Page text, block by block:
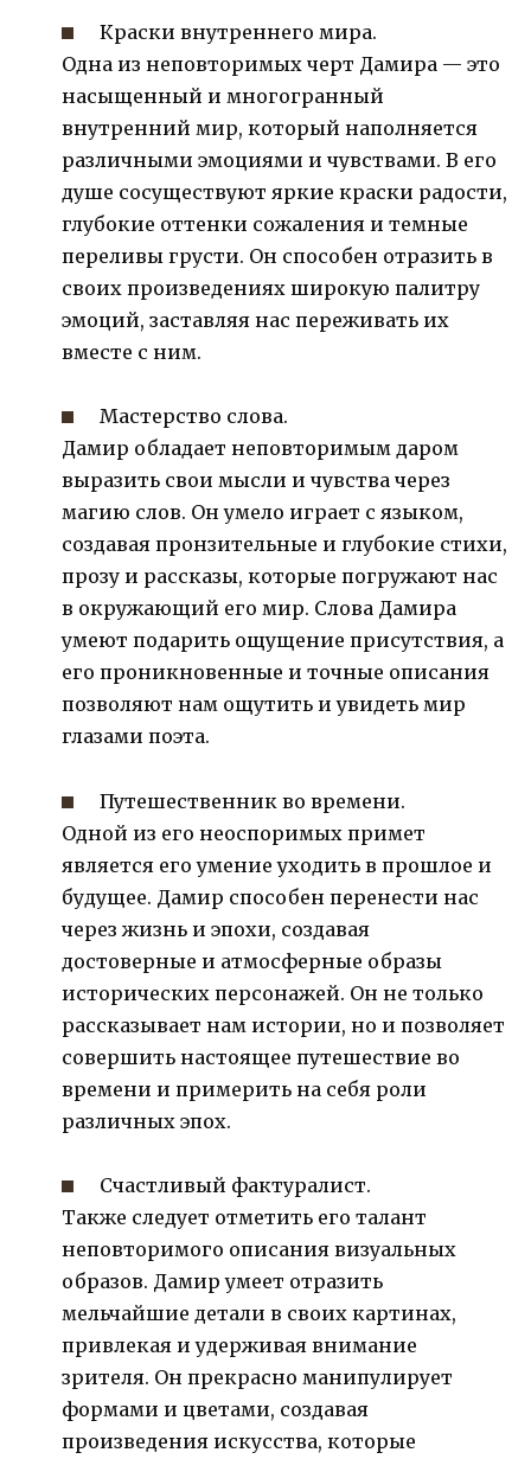
Краски внутреннего мира.
Одна из неповторимых черт Дамира — это
насыщенный и многогранный
внутренний мир, который наполняется
различными эмоциями и чувствами. В его
душе сосуществуют яркие краски радости,
глубокие оттенки сожаления и темные
переливы грусти. Он способен отразить в
своих произведениях широкую палитру
эмоций, заставляя нас переживать их
вместе с ним.
Мастерство слова.
Дамир обладает неповторимым даром
выразить свои мысли и чувства через
магию слов. Он умело играет с языком,
создавая пронзительные и глубокие стихи,
прозу и рассказы, которые погружают нас
в окружающий его мир. Слова Дамира
умеют подарить ощущение присутствия, а
его проникновенные и точные описания
позволяют нам ощутить и увидеть мир
глазами поэта.
Путешественник во времени.
Одной из его неоспоримых примет
является его умение уходить в прошлое и
будущее. Дамир способен перенести нас
через жизнь и эпохи, создавая
достоверные и атмосферные образы
исторических персонажей. Он не только
рассказывает нам истории, но и позволяет
совершить настоящее путешествие во
времени и примерить на себя роли
различных эпох.
Счастливый фактуралист.
Также следует отметить его талант
неповторимого описания визуальных
образов. Дамир умеет отразить
мельчайшие детали в своих картинах,
привлекая и удерживая внимание
зрителя. Он прекрасно манипулирует
формами и цветами, создавая
произведения искусства, которые